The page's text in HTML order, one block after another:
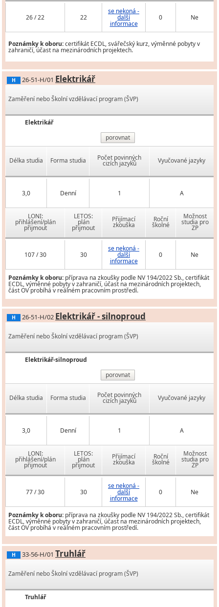
26 / 22 22
se nekoná -
další
informace
0 Ne
Poznámky k oboru:certifikát ECDL, svářečský kurz, výměnné pobyty v
zahraničí, účast na mezinárodních projektech.
H 26-51-H/01 Elektrikář
Zaměření nebo Školní vzdělávací program (ŠVP)
Elektrikář
porovnat
Délka studia Forma studia Počet povinných
cizích jazyků Vyučované jazyky
3,0 Denní 1 A
LONI:
přihlášení/plán
přijmout
LETOS:
plán
přijmout
Přijímací
zkouška
Roční
školné
Možnost
studia pro
ZP
107 / 30 30
se nekoná -
další
informace
0 Ne
Poznámky k oboru: příprava na zkoušky podle NV 194/2022 Sb., certifikát
ECDL, výměnné pobyty v zahraničí, účast na mezinárodních projektech,
část OV probíhá v reálném pracovním prostředí.
H 26-51-H/02 Elektrikář - silnoproud
Zaměření nebo Školní vzdělávací program (ŠVP)
Elektrikář-silnoproud
porovnat
Délka studia Forma studia Počet povinných
cizích jazyků Vyučované jazyky
3,0 Denní 1 A
LONI:
přihlášení/plán
přijmout
LETOS:
plán
přijmout
Přijímací
zkouška
Roční
školné
Možnost
studia pro
ZP
77 / 30 30
se nekoná -
další
informace
0 Ne
Poznámky k oboru: příprava na zkoušky podle NV 194/2022 Sb., certifikát
ECDL, výměnné pobyty v zahraničí, účast na mezinárodních projektech,
část OV probíhá v reálném pracovním prostředí.
H 33-56-H/01 Truhlář
Zaměření nebo Školní vzdělávací program (ŠVP)
Truhlář